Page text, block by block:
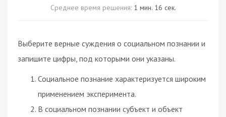
Среднее время решения: 1 мин. 16 сек.
Выберите верные суждения о социальном познании и
запишите цифры, под которыми они указаны.
Социальное познание характеризуется широким
применением эксперимента.
В социальном познании субъект и объект